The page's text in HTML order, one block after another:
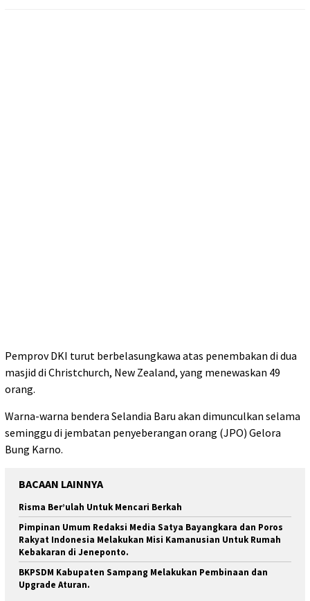
Pemprov DKI turut berbelasungkawa atas penembakan di dua
masjid di Christchurch, New Zealand, yang menewaskan 49
orang.
Warna-warna bendera Selandia Baru akan dimunculkan selama
seminggu di jembatan penyeberangan orang (JPO) Gelora
Bung Karno.
BACAAN LAINNYA
Risma Ber’ulah Untuk Mencari Berkah
Pimpinan Umum Redaksi Media Satya Bayangkara dan Poros
Rakyat Indonesia Melakukan Misi Kamanusian Untuk Rumah
Kebakaran di Jeneponto.
BKPSDM Kabupaten Sampang Melakukan Pembinaan dan
Upgrade Aturan.